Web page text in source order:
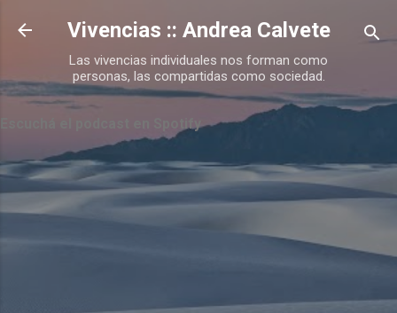
Ir al contenido principal
Vivencias :: Andrea Calvete
Las vivencias individuales nos forman como
personas, las compartidas como sociedad.
Escuchá el podcast en Spotify